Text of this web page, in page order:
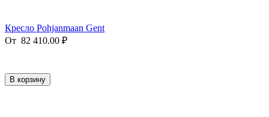
Кресло Pohjanmaan Gent
От 82 410.00 ₽
В корзину